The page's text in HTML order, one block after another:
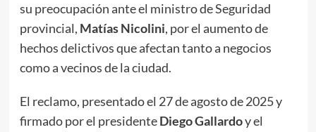
su preocupación ante el ministro de Seguridad
provincial, Matías Nicolini, por el aumento de
hechos delictivos que afectan tanto a negocios
como a vecinos de la ciudad.
El reclamo, presentado el 27 de agosto de 2025 y
firmado por el presidenteDiego Gallardoy el